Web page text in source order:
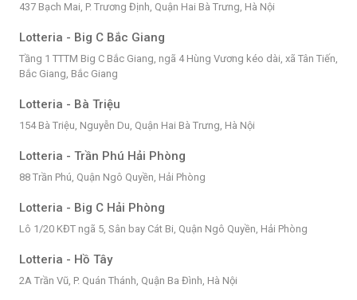
437 Bạch Mai, P. Trương Định, Quận Hai Bà Trưng, Hà Nội
Lotteria - Big C Bắc Giang
Tầng 1 TTTM Big C Bắc Giang, ngã 4 Hùng Vương kéo dài, xã Tân Tiến,
Bắc Giang, Bắc Giang
Lotteria - Bà Triệu
154 Bà Triệu, Nguyễn Du, Quận Hai Bà Trưng, Hà Nội
Lotteria - Trần Phú Hải Phòng
88 Trần Phú, Quận Ngô Quyền, Hải Phòng
Lotteria - Big C Hải Phòng
Lô 1/20 KĐT ngã 5, Sân bay Cát Bi, Quận Ngô Quyền, Hải Phòng
Lotteria - Hồ Tây
2A Trần Vũ, P. Quán Thánh, Quận Ba Đình, Hà Nội